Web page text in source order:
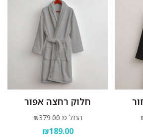
חלוק רחצה אפור
החל מ ₪379.00
₪189.00